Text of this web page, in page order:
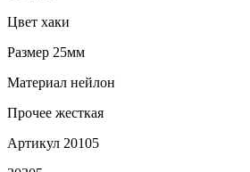
Цвет хаки
Размер 25мм
Материал нейлон
Прочее жесткая
Артикул 20105